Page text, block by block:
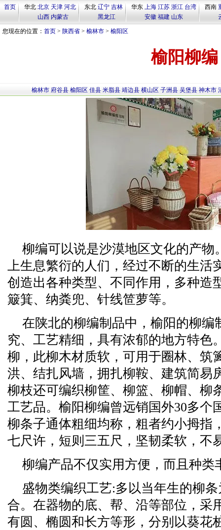
首页 华北 北京 天津 河北
山西 内蒙古
东北 辽宁 吉林
黑龙江
华东 上海 江苏 浙江 台湾
安徽 福建 山东
西南
您现在的位置： 首页 > 陕西省 > 榆林市 > 榆阳区
榆阳柳编
榆林市 府谷县 榆阳区 佳县 米脂县 靖边县 横山区 子洲县 吴堡县 神木市
柳编可以说是沙漠地区文化的产物
上生息繁衍的人们，经过不断的生活
创造出各种类型、不同作用，多种造
簸箕、纳粪兜、针线笸萝等。
在陕北的柳编制品中，榆阳的柳编
究、工艺精细，具有浓郁的地方特色
柳，此柳木材质软，可用于圈林、筑
洪、结扎风墙，拥扎柳鞍、建筑简易
柳枝还可编织柳筐、柳篮、柳帽、柳
工艺品。榆阳柳编曾远销国外30多个
柳条子通体粗细均称，粗者约小拇指
七尺许，短则三五尺，坚韧柔软，不
柳编产品不仅实用方便，而且种类
盛物类编织工艺:多以当年生的柳
合。在器物的底、帮、沿等部位，采
有圆、椭圆和长方等形，分别以葵花